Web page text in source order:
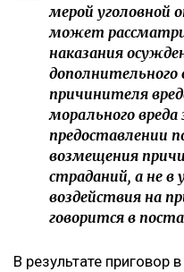
присужденной суммой
свидетельствует о
решения.
Кроме того, суд
морального вреда не
дополнительное
– Компенсация
мерой уголовной
может
дополнительного